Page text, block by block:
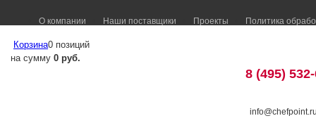
О компании Наши поставщики Проекты Политика
Корзина0 позиций
на сумму 0 руб.
8 (495)